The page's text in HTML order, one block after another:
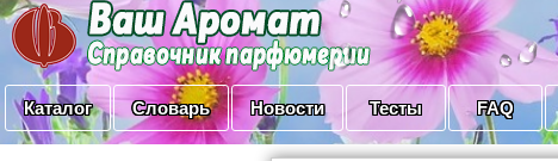
Каталог Словарь Новости Тесты FAQ